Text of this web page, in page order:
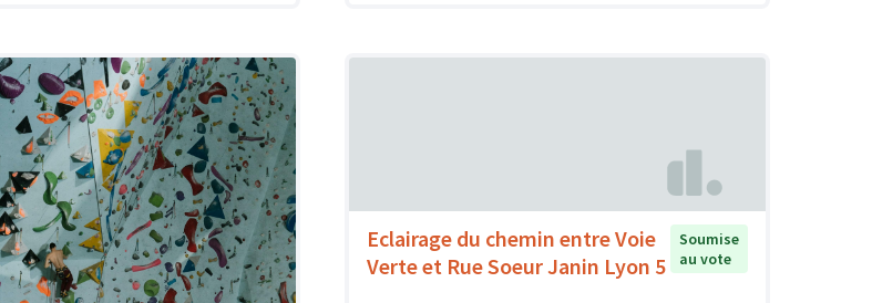
Eclairage du chemin entre Voie
Verte et Rue Soeur Janin Lyon 5
Soumise
au vote